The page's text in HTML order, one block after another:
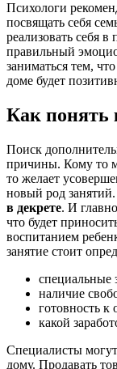
Психологи
посвящать себя
реализовать себя
правильный
заниматься тем,
доме будет
Как понять
Поиск
причины. Кому то
то желает
новый род
в декрете. И
что будет
воспитанием
занятие стоит
специальные
наличие
готовность
какой
Специалисты
дому. Продавать